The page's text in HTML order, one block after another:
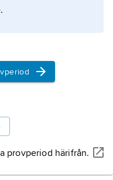
provperiod härifrån.